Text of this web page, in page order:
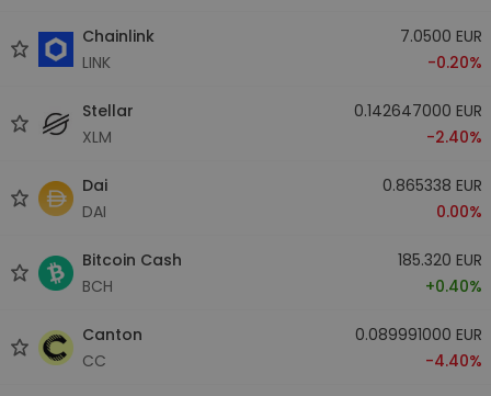
Chainlink
LINK
7.0500 EUR
-0.20%
Stellar
XLM
0.142647000 EUR
-2.40%
Dai
DAI
0.865338 EUR
0.00%
Bitcoin Cash
BCH
185.320 EUR
+0.40%
Canton
CC
0.089991000 EUR
-4.40%